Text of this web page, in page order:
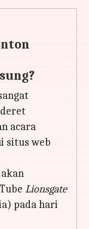
acara
situs web
Lionsgate
pada hari